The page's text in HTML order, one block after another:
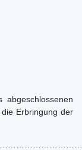
Erbringung der